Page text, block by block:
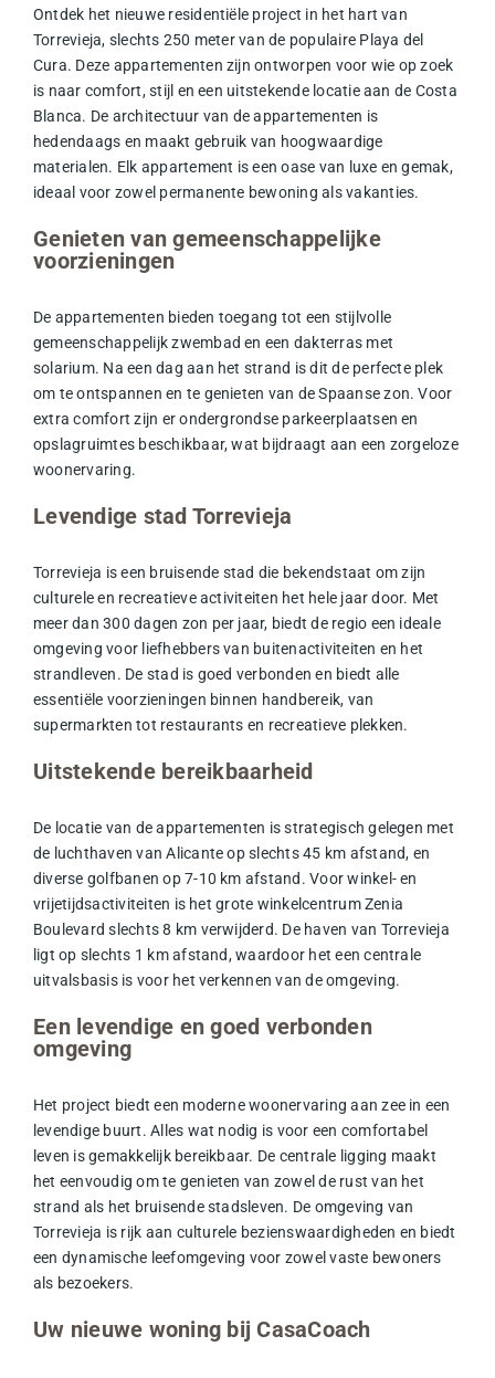
Ontdek het nieuwe residentiële project in het hart van
Torrevieja, slechts 250 meter van de populaire Playa del
Cura. Deze appartementen zijn ontworpen voor wie op zoek
is naar comfort, stijl en een uitstekende locatie aan de Costa
Blanca. De architectuur van de appartementen is
hedendaags en maakt gebruik van hoogwaardige
materialen. Elk appartement is een oase van luxe en gemak,
ideaal voor zowel permanente bewoning als vakanties.
Genieten van gemeenschappelijke
voorzieningen
De appartementen bieden toegang tot een stijlvolle
gemeenschappelijk zwembad en een dakterras met
solarium. Na een dag aan het strand is dit de perfecte plek
om te ontspannen en te genieten van de Spaanse zon. Voor
extra comfort zijn er ondergrondse parkeerplaatsen en
opslagruimtes beschikbaar, wat bijdraagt aan een zorgeloze
woonervaring.
Levendige stad Torrevieja
Torrevieja is een bruisende stad die bekendstaat om zijn
culturele en recreatieve activiteiten het hele jaar door. Met
meer dan 300 dagen zon per jaar, biedt de regio een ideale
omgeving voor liefhebbers van buitenactiviteiten en het
strandleven. De stad is goed verbonden en biedt alle
essentiële voorzieningen binnen handbereik, van
supermarkten tot restaurants en recreatieve plekken.
Uitstekende bereikbaarheid
De locatie van de appartementen is strategisch gelegen met
de luchthaven van Alicante op slechts 45 km afstand, en
diverse golfbanen op 7-10 km afstand. Voor winkel- en
vrijetijdsactiviteiten is het grote winkelcentrum Zenia
Boulevard slechts 8 km verwijderd. De haven van Torrevieja
ligt op slechts 1 km afstand, waardoor het een centrale
uitvalsbasis is voor het verkennen van de omgeving.
Een levendige en goed verbonden
omgeving
Het project biedt een moderne woonervaring aan zee in een
levendige buurt. Alles wat nodig is voor een comfortabel
leven is gemakkelijk bereikbaar. De centrale ligging maakt
het eenvoudig om te genieten van zowel de rust van het
strand als het bruisende stadsleven. De omgeving van
Torrevieja is rijk aan culturele bezienswaardigheden en biedt
een dynamische leefomgeving voor zowel vaste bewoners
als bezoekers.
Uw nieuwe woning bij CasaCoach